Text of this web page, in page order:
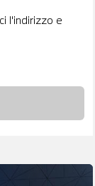
l'indirizzo e